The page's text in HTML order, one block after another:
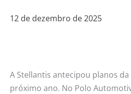
12 de dezembro de 2025
A Stellantis antecipou planos
próximo ano. No Polo